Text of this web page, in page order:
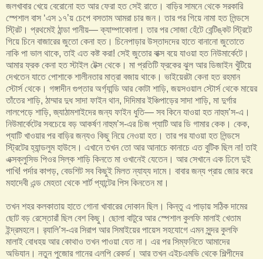
জলখাবার খেয়ে বেরোনো হত আর ফেরা হত সেই রাতে। বাড়ির সামনে থেকে সরকারি
স্পেশাল বাস ‘এস ১৭’য় চেপে বসতাম আমরা চার জন। তার পর গিয়ে নামা হত লিন্ডসে
স্ট্রিট। প্রথমেই ঠান্ডা পানীয়— ক্যাম্পাকোলা। তার পর সোজা হেঁটে বেন্টিঙ্কট স্ট্রিটে
গিয়ে চিনে বাজারের জুতো কেনা হত। চিনেপাড়ার উস্তাদদের হাতে বানানো জুতোতে
নাকি পা ভাল থাকে, তাই এত কষ্ট করা! সেই জুতোর বাক্স বয়ে যাওয়া হত নিউমার্কেটে।
আমার ফ্রক কেনা হত স্টাইল টেক্স থেকে। মা প্রতিটি ফ্রকের ঝুল আর ডিজাইন খুঁটিয়ে
দেখতেন যাতে পোশাকে শালীনতার মাত্রা বজায় থাকে। ভাইয়েরটা কেনা হত রহমান
স্টোর্স থেকে। গঙ্গাদীন গুপ্তার অর্গ্যান্ডি আর কোটা শাড়ি, জয়সওয়াল স্টোর্স থেকে মায়ের
তাঁতের শাড়ি, ঠাম্মার দুধ সাদা ফাইন থান, দিদিমার ইঞ্চিপাড়ের সাদা শাড়ি, মা দুর্গার
লালপেড়ে শাড়ি, জ্যাঠামশাইদের জন্য ফাইন ধুতি— সব কিনে যাওয়া হত নাহুম’স-এ।
নিউমার্কেটের সবচেয়ে বড় আকর্ষণ নাহুম’স-এর চিজ প্যাটি আর ডি গামার কেক। কেক,
প্যাটি খাওয়ার পর বাড়ির জন্যও কিছু নিয়ে নেওয়া হত। তার পর যাওয়া হত লিন্ডসে
স্ট্রিটের হ্যান্ডলুম হাউসে। এখানে তখন তো আর আনাচে কানাচে এত বুটিক ছিল না! তাই
এক্সক্লুসিভ পিওর সিল্ক শাড়ি কিনতে মা ওখানেই যেতেন। আর সেখানে এক ঢিলে দুই
পাখি! পর্দার কাপড়, বেডশিট সব কিছুই মিলত ন্যায্য দামে। বাবার জন্য প্রায় জোর করে
মহাদেবী এন্ড মেহতা থেকে শার্ট প্যান্টের পিস কিনতেন মা।
তখন শহর কলকাতায় হাতে গোনা খাবারের দোকান ছিল। কিন্তু এ পাড়ায় সঠিক দামের
ছোট বড় রেস্তোরাঁ ছিল বেশ কিছু। ছোলা বাটুরে আর স্পেশাল কুলফি মালাই খেতাম
ইন্দ্রমহলে। র‌্যালি’স-এর সিরাপ আর সিমাইয়ের পায়েস সহযোগে এমন সুন্দর কুলফি
মালাই বোধহয় আর কোথাও তখন পাওয়া যেত না। এর পর সিম্ফনিতে আমাদের
অভিযান। নতুন পুজোর গানের এলপি রেকর্ড। আর তখন এইচএমভি থেকে শিল্পীদের